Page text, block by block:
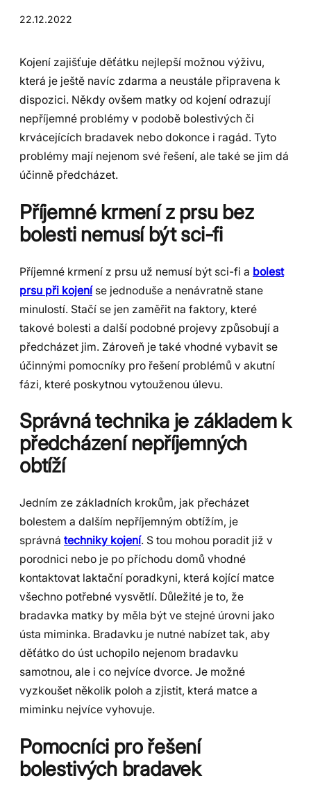
22.12.2022
Kojení zajišťuje děťátku nejlepší možnou výživu,
která je ještě navíc zdarma a neustále připravena k
dispozici. Někdy ovšem matky od kojení odrazují
nepříjemné problémy v podobě bolestivých či
krvácejících bradavek nebo dokonce i ragád. Tyto
problémy mají nejenom své řešení, ale také se jim dá
účinně předcházet.
Příjemné krmení z prsu bez
bolesti nemusí být sci-fi
Příjemné krmení z prsu už nemusí být sci-fi a bolest
prsu při kojení se jednoduše a nenávratně stane
minulostí. Stačí se jen zaměřit na faktory, které
takové bolesti a další podobné projevy způsobují a
předcházet jim. Zároveň je také vhodné vybavit se
účinnými pomocníky pro řešení problémů v akutní
fázi, které poskytnou vytouženou úlevu.
Správná technika je základem k
předcházení nepříjemných
obtíží
Jedním ze základních krokům, jak přecházet
bolestem a dalším nepříjemným obtížím, je
správná techniky kojení. S tou mohou poradit již v
porodnici nebo je po příchodu domů vhodné
kontaktovat laktační poradkyni, která kojící matce
všechno potřebné vysvětlí. Důležité je to, že
bradavka matky by měla být ve stejné úrovni jako
ústa miminka. Bradavku je nutné nabízet tak, aby
děťátko do úst uchopilo nejenom bradavku
samotnou, ale i co nejvíce dvorce. Je možné
vyzkoušet několik poloh a zjistit, která matce a
miminku nejvíce vyhovuje.
Pomocníci pro řešení
bolestivých bradavek